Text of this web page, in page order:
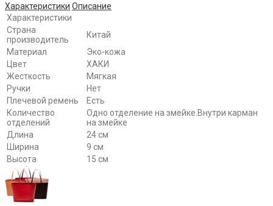
Характеристики Описание
Характеристики
Страна
производитель
Китай
Материал
Эко-кожа
Цвет
ХАКИ
Жесткость
Мягкая
Ручки
Нет
Плечевой ремень
Есть
Количество
отделений
Одно отделение на змейке.Внутри карман
на змейке
Длина
24 см
Ширина
9 см
Высота
15 см